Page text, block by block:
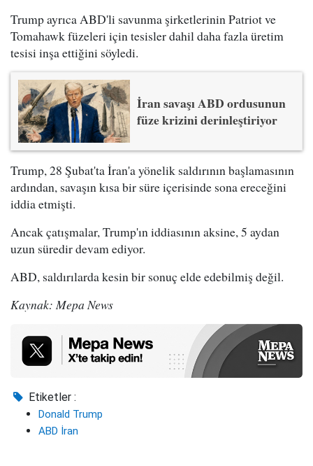
Trump ayrıca ABD'li savunma şirketlerinin Patriot ve
Tomahawk füzeleri için tesisler dahil daha fazla üretim
tesisi inşa ettiğini söyledi.
İran savaşı ABD ordusunun
füze krizini derinleştiriyor
Trump, 28 Şubat'ta İran'a yönelik saldırının başlamasının
ardından, savaşın kısa bir süre içerisinde sona ereceğini
iddia etmişti.
Ancak çatışmalar, Trump'ın iddiasının aksine, 5 aydan
uzun süredir devam ediyor.
ABD, saldırılarda kesin bir sonuç elde edebilmiş değil.
Kaynak: Mepa News
Etiketler :
Donald Trump
ABD İran